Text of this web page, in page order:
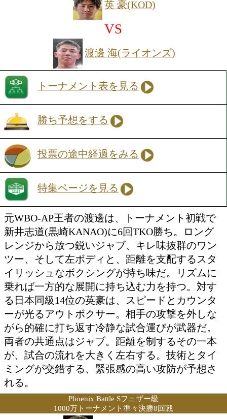
りにリングへ戻ってくる。舞台はスー
ザー級。階級を上げてどんなパフォー
見せるのか、注目の復帰戦だ。松本は
さと安定感のあるボクシングが光る万
守のバランスに優れ、崩れない試合運
をじわじと攻略していくタイプだ。久
でどこまで感覚を取り戻しているのか
なる。迎え撃つ日本Sフェザー級8位の
トーナメント初戦で岩崎一輝(勝輝)に6
ち。的確なジャブから上下に打ち分け
サウスポーで、リズムを掴めば主導権
い。静かな駆け引きの中に火花が散る
Phoenix Battle Sフェザー級
1000万トーナメント準々決勝8回戦
英 豪(KOD)
VS
渡邊 海(ライオンズ)
トーナメント表を見る